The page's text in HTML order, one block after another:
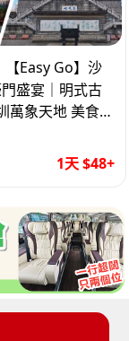
盛宴｜明式古
萬象天地 美食
1天 $48+